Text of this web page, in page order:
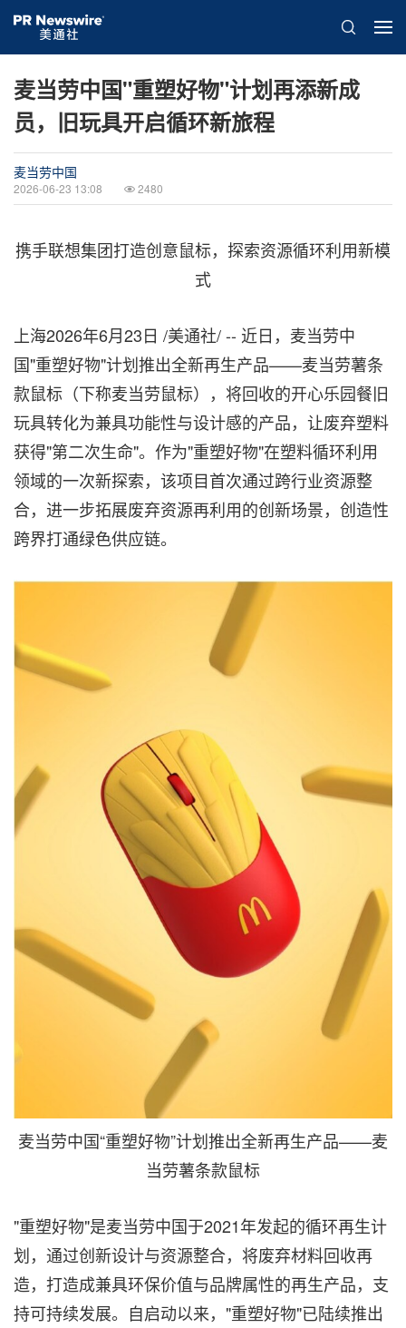
麦当劳中国"重塑好物"计划再添新成
员，旧玩具开启循环新旅程
麦当劳中国
2026-06-23 13:08 2480
携手联想集团打造创意鼠标，探索资源循环利用新模
式
上海2026年6月23日 /美通社/ -- 近日，麦当劳中
国"重塑好物"计划推出全新再生产品——麦当劳薯条
款鼠标（下称麦当劳鼠标），将回收的开心乐园餐旧
玩具转化为兼具功能性与设计感的产品，让废弃塑料
获得"第二次生命"。作为"重塑好物"在塑料循环利用
领域的一次新探索，该项目首次通过跨行业资源整
合，进一步拓展废弃资源再利用的创新场景，创造性
跨界打通绿色供应链。
麦当劳中国“重塑好物”计划推出全新再生产品——麦
当劳薯条款鼠标
"重塑好物"是麦当劳中国于2021年发起的循环再生计
划，通过创新设计与资源整合，将废弃材料回收再
造，打造成兼具环保价值与品牌属性的再生产品，支
持可持续发展。自启动以来，"重塑好物"已陆续推出